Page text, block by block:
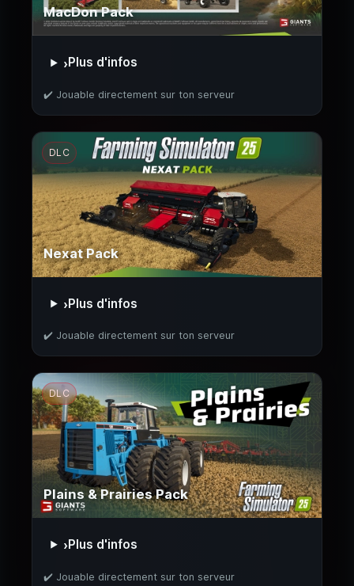
MacDon Pack
›Plus d'infos
✔️ Jouable directement sur ton serveur
DLC
Nexat Pack
›Plus d'infos
✔️ Jouable directement sur ton serveur
DLC
Plains & Prairies Pack
›Plus d'infos
✔️ Jouable directement sur ton serveur